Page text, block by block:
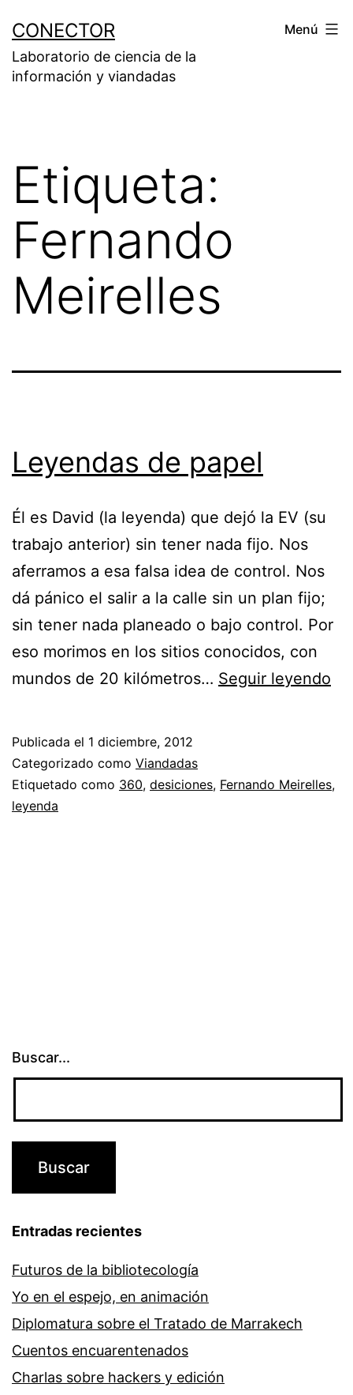
contenido
CONECTOR
Laboratorio de ciencia de la
información y viandadas
Menú
Etiqueta:
Fernando
Meirelles
Leyendas de papel
Él es David (la leyenda) que dejó la EV (su
trabajo anterior) sin tener nada fijo. Nos
aferramos a esa falsa idea de control. Nos
dá pánico el salir a la calle sin un plan fijo;
sin tener nada planeado o bajo control. Por
eso morimos en los sitios conocidos, con
mundos de 20 kilómetros… Seguir leyendo
Publicada el 1 diciembre, 2012
Categorizado como Viandadas
Etiquetado como 360, desiciones, Fernando Meirelles,
leyenda
Buscar...
Entradas recientes
Futuros de la bibliotecología
Yo en el espejo, en animación
Diplomatura sobre el Tratado de Marrakech
Cuentos encuarentenados
Charlas sobre hackers y edición